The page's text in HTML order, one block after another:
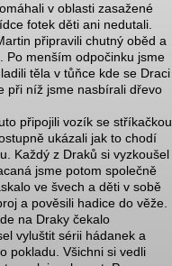
v oblasti zasažené
fotek děti ani nedutali.
připravili chutný oběd a
Po menším odpočinku jsme
těla v tůňce kde se Draci
při níž jsme nasbírali dřevo
připojili vozík se stříkačkou
ukázali jak to chodí
Každý z Draků si vyzkoušel
jsme potom společně
ve švech a děti v sobě
a pověsili hadice do věže.
na Draky čekalo
vyluštit sérii hádanek a
pokladu. Všichni si vedli